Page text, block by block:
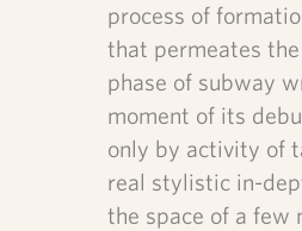
process of
that permeates
phase of subway
moment of its
only by activity of
real stylistic in-
the space of a few